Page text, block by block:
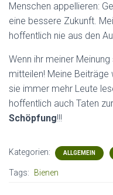
Menschen appellieren:
eine bessere Zukunft.
hoffentlich nie aus den
Wenn ihr meiner
mitteilen! Meine
sie immer mehr Leute
hoffentlich auch Taten
Schöpfung!!!
Kategorien: ALLGEMEIN
Tags: Bienen